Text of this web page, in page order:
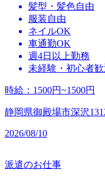
髪型・髪色自由
服装自由
ネイルOK
車通勤OK
週4日以上勤務
未経験・初心者歓
時給 ： 1500円~1500円
静岡県御殿場市深沢
2026/08/10
派遣のお仕事